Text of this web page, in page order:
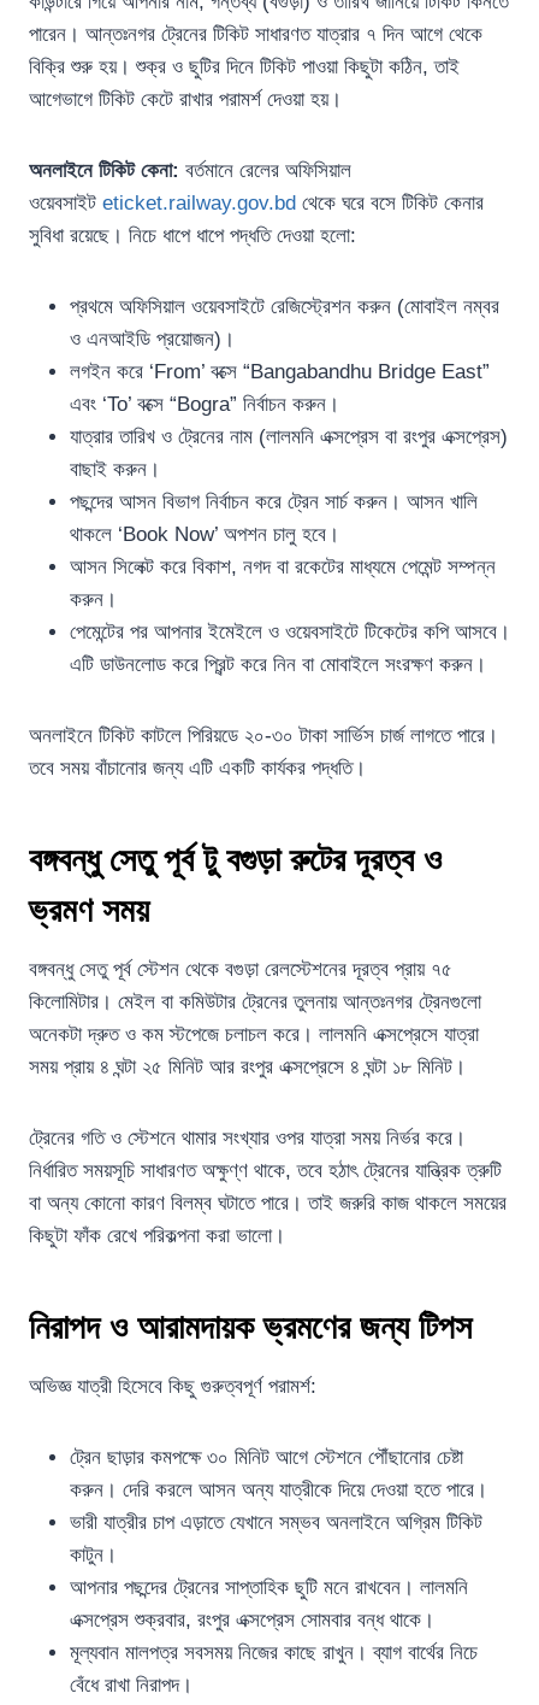
পারেন। আন্তঃনগর ট্রেনের টিকিট সাধারণত যাত্রার ৭ দিন আগে থেকে
বিক্রি শুরু হয়। শুক্র ও ছুটির দিনে টিকিট পাওয়া কিছুটা কঠিন, তাই
আগেভাগে টিকিট কেটে রাখার পরামর্শ দেওয়া হয়।
অনলাইনে টিকিট কেনা: বর্তমানে রেলের অফিসিয়াল
ওয়েবসাইট eticket.railway.gov.bd থেকে ঘরে বসে টিকিট কেনার
সুবিধা রয়েছে। নিচে ধাপে ধাপে পদ্ধতি দেওয়া হলো:
প্রথমে অফিসিয়াল ওয়েবসাইটে রেজিস্ট্রেশন করুন (মোবাইল নম্বর
ও এনআইডি প্রয়োজন)।
লগইন করে ‘From’ বক্সে “Bangabandhu Bridge East”
এবং ‘To’ বক্সে “Bogra” নির্বাচন করুন।
যাত্রার তারিখ ও ট্রেনের নাম (লালমনি এক্সপ্রেস বা রংপুর এক্সপ্রেস)
বাছাই করুন।
পছন্দের আসন বিভাগ নির্বাচন করে ট্রেন সার্চ করুন। আসন খালি
থাকলে ‘Book Now’ অপশন চালু হবে।
আসন সিলেক্ট করে বিকাশ, নগদ বা রকেটের মাধ্যমে পেমেন্ট সম্পন্ন
করুন।
পেমেন্টের পর আপনার ইমেইলে ও ওয়েবসাইটে টিকেটের কপি আসবে।
এটি ডাউনলোড করে প্রিন্ট করে নিন বা মোবাইলে সংরক্ষণ করুন।
অনলাইনে টিকিট কাটলে পিরিয়ডে ২০-৩০ টাকা সার্ভিস চার্জ লাগতে পারে।
তবে সময় বাঁচানোর জন্য এটি একটি কার্যকর পদ্ধতি।
বঙ্গবন্ধু সেতু পূর্ব টু বগুড়া রুটের দূরত্ব ও
ভ্রমণ সময়
বঙ্গবন্ধু সেতু পূর্ব স্টেশন থেকে বগুড়া রেলস্টেশনের দূরত্ব প্রায় ৭৫
কিলোমিটার। মেইল বা কমিউটার ট্রেনের তুলনায় আন্তঃনগর ট্রেনগুলো
অনেকটা দ্রুত ও কম স্টপেজে চলাচল করে। লালমনি এক্সপ্রেসে যাত্রা
সময় প্রায় ৪ ঘন্টা ২৫ মিনিট আর রংপুর এক্সপ্রেসে ৪ ঘন্টা ১৮ মিনিট।
ট্রেনের গতি ও স্টেশনে থামার সংখ্যার ওপর যাত্রা সময় নির্ভর করে।
নির্ধারিত সময়সূচি সাধারণত অক্ষুণ্ণ থাকে, তবে হঠাৎ ট্রেনের যান্ত্রিক ত্রুটি
বা অন্য কোনো কারণ বিলম্ব ঘটাতে পারে। তাই জরুরি কাজ থাকলে সময়ের
কিছুটা ফাঁক রেখে পরিকল্পনা করা ভালো।
নিরাপদ ও আরামদায়ক ভ্রমণের জন্য টিপস
অভিজ্ঞ যাত্রী হিসেবে কিছু গুরুত্বপূর্ণ পরামর্শ:
ট্রেন ছাড়ার কমপক্ষে ৩০ মিনিট আগে স্টেশনে পৌঁছানোর চেষ্টা
করুন। দেরি করলে আসন অন্য যাত্রীকে দিয়ে দেওয়া হতে পারে।
ভারী যাত্রীর চাপ এড়াতে যেখানে সম্ভব অনলাইনে অগ্রিম টিকিট
কাটুন।
আপনার পছন্দের ট্রেনের সাপ্তাহিক ছুটি মনে রাখবেন। লালমনি
এক্সপ্রেস শুক্রবার, রংপুর এক্সপ্রেস সোমবার বন্ধ থাকে।
মূল্যবান মালপত্র সবসময় নিজের কাছে রাখুন। ব্যাগ বার্থের নিচে
বেঁধে রাখা নিরাপদ।